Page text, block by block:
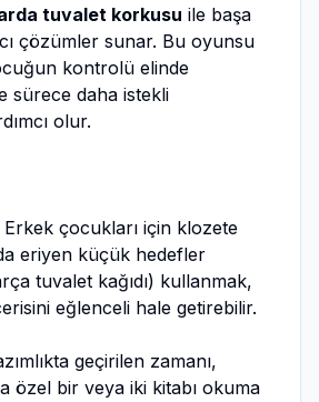
tuvalet korkusu ile başa
çözümler sunar. Bu oyunsu
kontrolü elinde
sürece daha istekli
olur.
Erkek çocukları için klozete
eriyen küçük hedefler
tuvalet kağıdı) kullanmak,
eğlenceli hale getirebilir.
geçirilen zamanı,
özel bir veya iki kitabı okuma